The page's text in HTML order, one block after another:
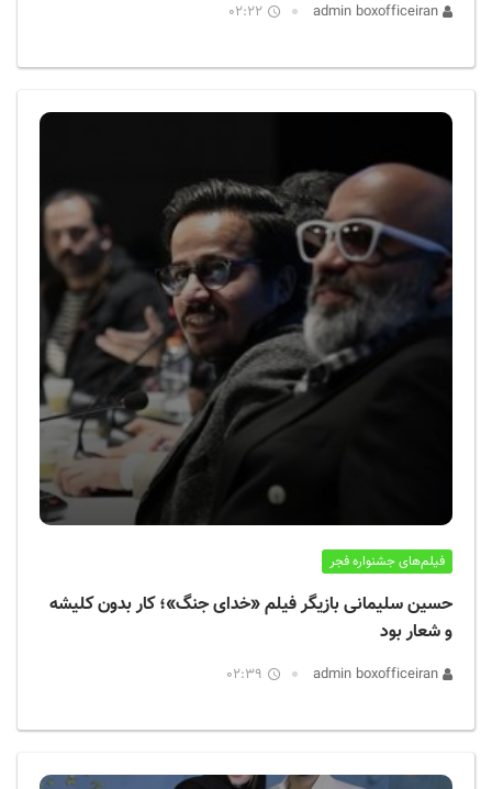
02:22
فیلم‌های جشنواره فجر
حسین سلیمانی بازیگر فیلم «خدای جنگ»؛ کار بدون کلیشه
و شعار بود
02:39